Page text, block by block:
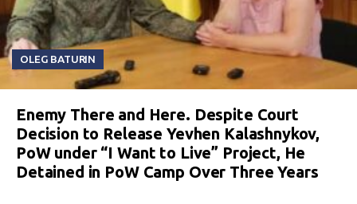
OLEG BATURIN
Enemy There and Here. Despite Court
Decision to Release Yevhen Kalashnykov,
PoW under “I Want to Live” Project, He
Detained in PoW Camp Over Three Years